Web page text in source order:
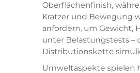
Oberflächenfinish,
Kratzer und Bewegung
anfordern, um Gewicht,
unter Belastungstests –
Distributionskette
Umweltaspekte spielen